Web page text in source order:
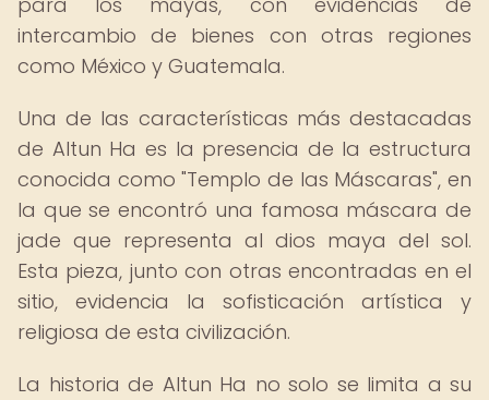
intercambio de bienes con otras regiones
como México y Guatemala.
Una de las características más destacadas
de Altun Ha es la presencia de la estructura
conocida como "Templo de las Máscaras", en
la que se encontró una famosa máscara de
jade que representa al dios maya del sol.
Esta pieza, junto con otras encontradas en el
sitio, evidencia la sofisticación artística y
religiosa de esta civilización.
La historia de Altun Ha no solo se limita a su